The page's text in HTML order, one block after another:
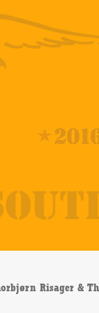
Risager &
Black Tornado –